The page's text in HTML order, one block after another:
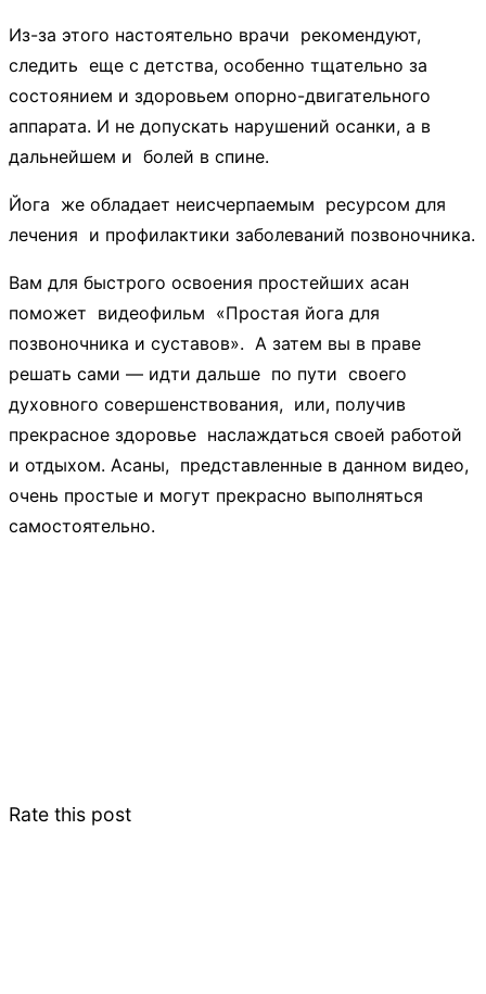
Из-за этого настоятельно врачи рекомендуют,
следить еще с детства, особенно тщательно за
состоянием и здоровьем опорно-двигательного
аппарата. И не допускать нарушений осанки, а в
дальнейшем и болей в спине.
Йога же обладает неисчерпаемым ресурсом для
лечения и профилактики заболеваний позвоночника.
Вам для быстрого освоения простейших асан
поможет видеофильм «Простая йога для
позвоночника и суставов». А затем вы в праве
решать сами — идти дальше по пути своего
духовного совершенствования, или, получив
прекрасное здоровье наслаждаться своей работой
и отдыхом. Асаны, представленные в данном видео,
очень простые и могут прекрасно выполняться
самостоятельно.
Rate this post